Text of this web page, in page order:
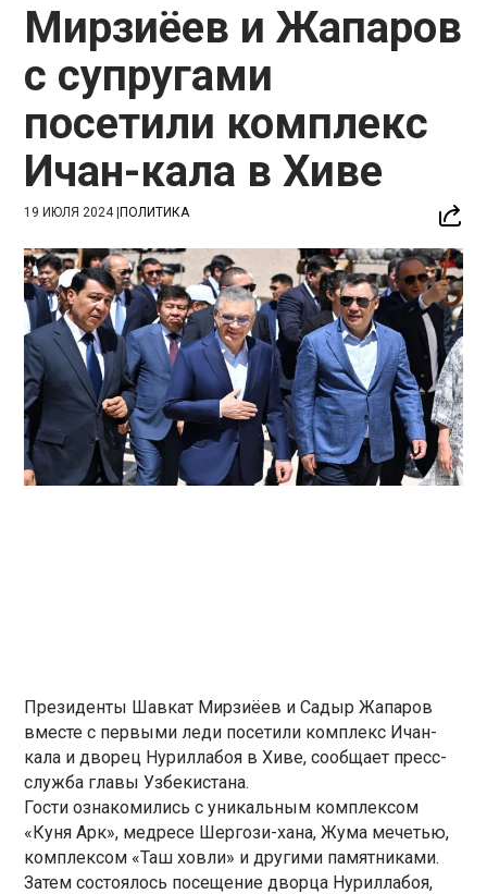
Мирзиёев и Жапаров
с супругами
посетили комплекс
Ичан-кала в Хиве
19 ИЮЛЯ 2024|ПОЛИТИКА
Президенты Шавкат Мирзиёев и Садыр Жапаров
вместе с первыми леди посетили комплекс Ичан-
кала и дворец Нуриллабоя в Хиве, сообщает пресс-
служба главы Узбекистана.
Гости ознакомились с уникальным комплексом
«Куня Арк», медресе Шергози-хана, Жума мечетью,
комплексом «Таш ховли» и другими памятниками.
Затем состоялось посещение дворца Нуриллабоя,